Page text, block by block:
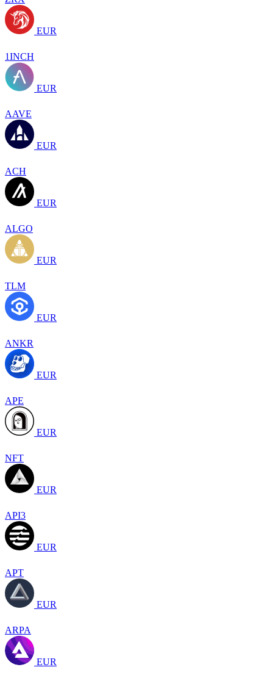
EUR
1INCH
EUR
AAVE
EUR
ACH
EUR
ALGO
EUR
TLM
EUR
ANKR
EUR
APE
EUR
NFT
EUR
API3
EUR
APT
EUR
ARPA
EUR